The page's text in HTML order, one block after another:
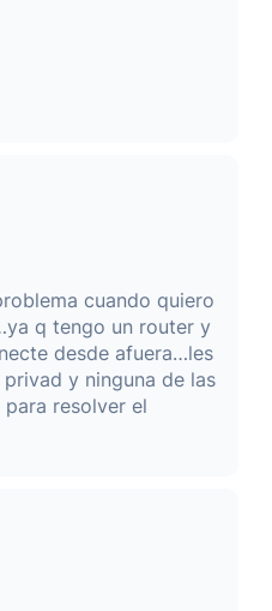
cuando quiero
q tengo un router y
desde afuera…les
y ninguna de las
resolver el